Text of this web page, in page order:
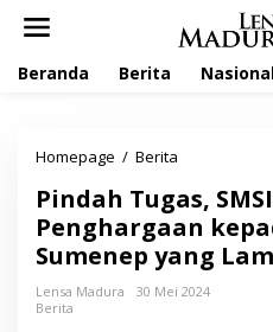
Beranda Berita
Homepage / Berita
n
d
a
h
T
Pindah Tugas,
Penghargaan
Sumenep yang
Lensa Madura
30 Mei 2024
Berita